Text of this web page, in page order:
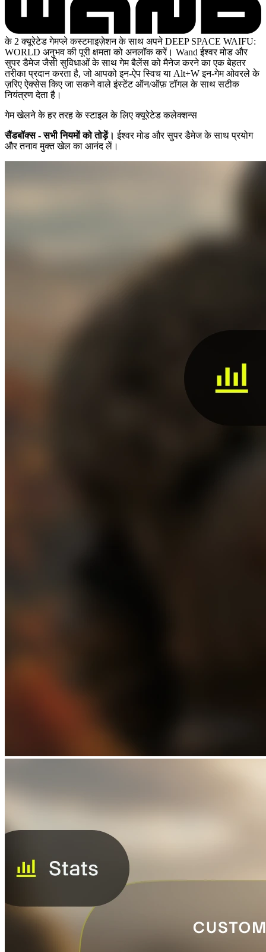
के 2 क्यूरेटेड गेमप्ले कस्टमाइज़ेशन के साथ अपने DEEP SPACE WAIFU:
WORLD अनुभव की पूरी क्षमता को अनलॉक करें। Wand ईश्वर मोड और
सुपर डैमेज जैसी सुविधाओं के साथ गेम बैलेंस को मैनेज करने का एक बेहतर
तरीका प्रदान करता है, जो आपको इन-ऐप स्विच या Alt+W इन-गेम ओवरले के
ज़रिए ऐक्सेस किए जा सकने वाले इंस्टेंट ऑन/ऑफ़ टॉगल के साथ सटीक
नियंत्रण देता है।
गेम खेलने के हर तरह के स्टाइल के लिए क्यूरेटेड कलेक्शन्स
सैंडबॉक्स - सभी नियमों को तोड़ें। ईश्वर मोड और सुपर डैमेज के साथ प्रयोग
और तनाव मुक्त खेल का आनंद लें।